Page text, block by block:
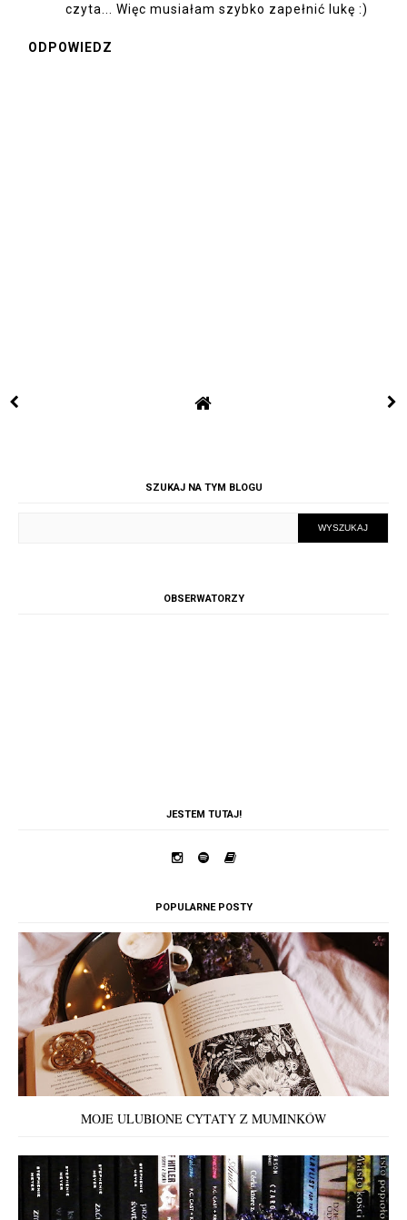
czyta... Więc musiałam szybko zapełnić lukę :)
ODPOWIEDZ
SZUKAJ NA TYM BLOGU
OBSERWATORZY
JESTEM TUTAJ!
POPULARNE POSTY
MOJE ULUBIONE CYTATY Z MUMINKÓW